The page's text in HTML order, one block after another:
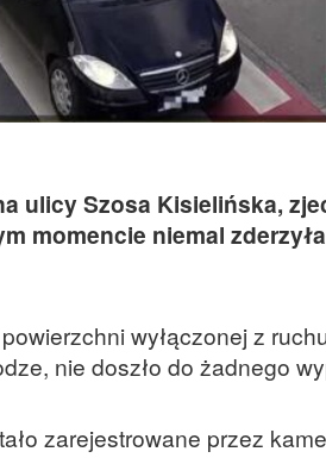
ulicy Szosa Kisielińska,
momencie niemal
wyłączonej z
nie doszło do żadnego
zarejestrowane przez